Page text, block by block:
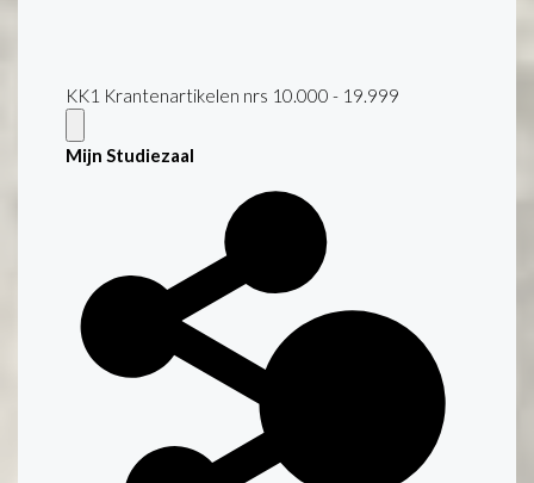
KK1 Krantenartikelen nrs 10.000 - 19.999
Mijn Studiezaal